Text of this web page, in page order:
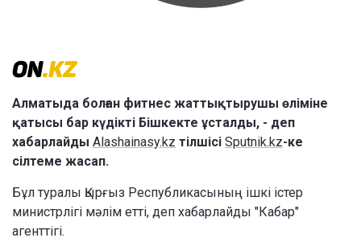
Алматыда болған фитнес жаттықтырушы өліміне
қатысы бар күдікті Бішкекте ұсталды, - деп
хабарлайды Alashainasy.kz тілшісі Sputnik.kz-ке
сілтеме жасап.
Бұл туралы Қырғыз Республикасының ішкі істер
министрлігі мәлім етті, деп хабарлайды "Кабар"
агенттігі.